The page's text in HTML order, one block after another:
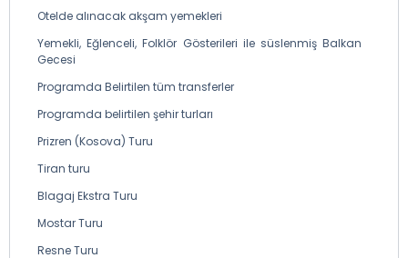
Otelde alınacak akşam yemekleri
Yemekli, Eğlenceli, Folklör Gösterileri ile süslenmiş Balkan
Gecesi
Programda Belirtilen tüm transferler
Programda belirtilen şehir turları
Prizren (Kosova) Turu
Tiran turu
Blagaj Ekstra Turu
Mostar Turu
Resne Turu